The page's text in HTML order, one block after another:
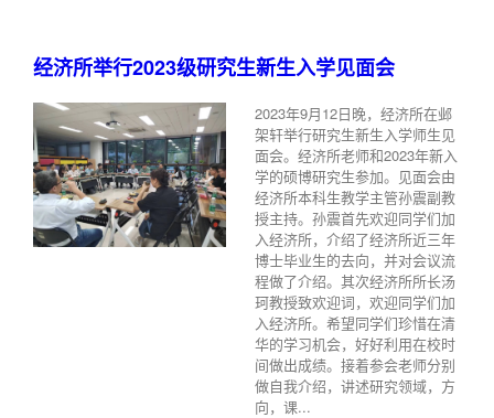
经济所举行2023级研究生新生入学见面会
2023年9月12日晚，经济所在邺
架轩举行研究生新生入学师生见
面会。经济所老师和2023年新入
学的硕博研究生参加。见面会由
经济所本科生教学主管孙震副教
授主持。孙震首先欢迎同学们加
入经济所，介绍了经济所近三年
博士毕业生的去向，并对会议流
程做了介绍。其次经济所所长汤
珂教授致欢迎词，欢迎同学们加
入经济所。希望同学们珍惜在清
华的学习机会，好好利用在校时
间做出成绩。接着参会老师分别
做自我介绍，讲述研究领域，方
向，课...